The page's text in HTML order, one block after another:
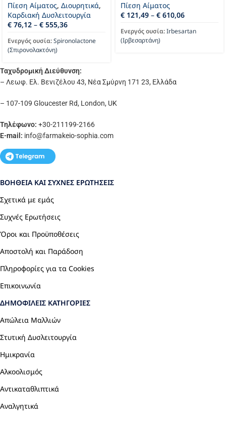
Πίεση Αίματος, Διουρητικά,
Καρδιακή Δυσλειτουργία
€ 76,12 – € 555,36
Ενεργός ουσία:Spironolactone
(Σπιρονολακτόνη)
Πίεση Αίματος
€ 121,49 – € 610,06
Ενεργός ουσία:Irbesartan
(Ιρβεσαρτάνη)
Ταχυδρομική Διεύθυνση:
– Λεωφ. Ελ. Βενιζέλου 43, Νέα Σμύρνη 171 23, Ελλάδα
– 107-109 Gloucester Rd, London, UK
Τηλέφωνο: +30-211199-2166
E-mail: info@farmakeio-sophia.com
ΒΟΉΘΕΙΑ ΚΑΙ ΣΥΧΝΈΣ ΕΡΩΤΉΣΕΙΣ
Σχετικά με εμάς
Συχνές Ερωτήσεις
Όροι και Προϋποθέσεις
Αποστολή και Παράδοση
Πληροφορίες για τα Cookies
Επικοινωνία
ΔΗΜΟΦΙΛΕΊΣ ΚΑΤΗΓΟΡΊΕΣ
Απώλεια Μαλλιών
Στυτική Δυσλειτουργία
Ημικρανία
Αλκοολισμός
Αντικαταθλιπτικά
Αναλγητικά